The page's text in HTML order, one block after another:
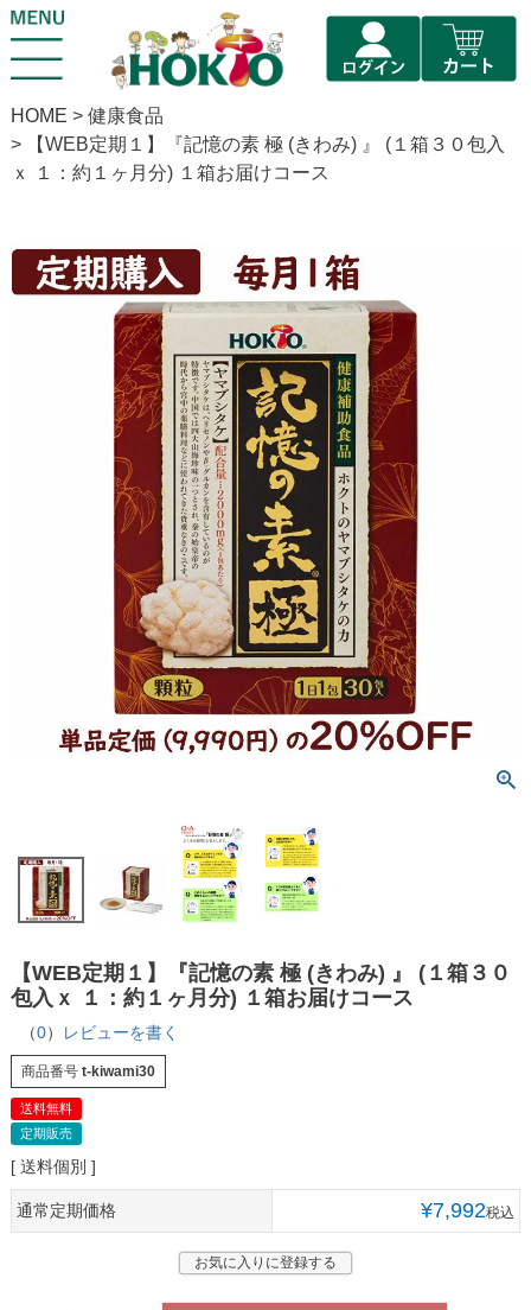
HOME
健康食品
【WEB定期１】『記憶の素 極 (きわみ) 』 (１箱３０包入
ｘ １：約１ヶ月分) １箱お届けコース
【WEB定期１】『記憶の素 極 (きわみ) 』 (１箱３０
包入ｘ １：約１ヶ月分) １箱お届けコース
（0） レビューを書く
商品番号 t-kiwami30
送料無料
定期販売
送料個別
通常定期価格 ¥7,992税込
お気に入りに登録する